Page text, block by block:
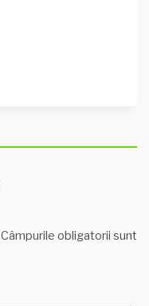
Câmpurile obligatorii sunt